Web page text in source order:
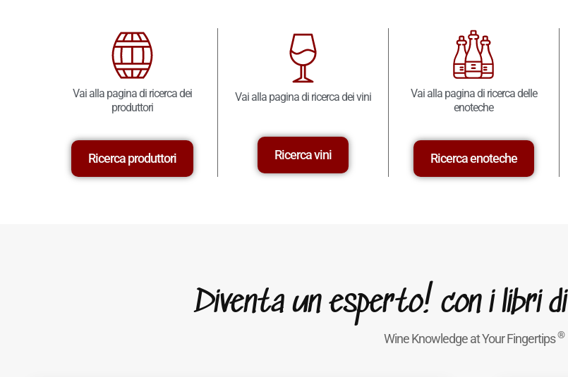
Vai alla pagina di ricerca dei
produttori
Ricerca produttori
Vai alla pagina di ricerca dei vini
Ricerca vini
Vai alla pagina di ricerca delle
enoteche
Ricerca enoteche
Diventa un esperto! con i libri di
Wine Knowledge at Your Fingertips®